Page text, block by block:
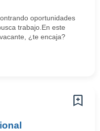
oportunidades
trabajo.En este
¿te encaja?